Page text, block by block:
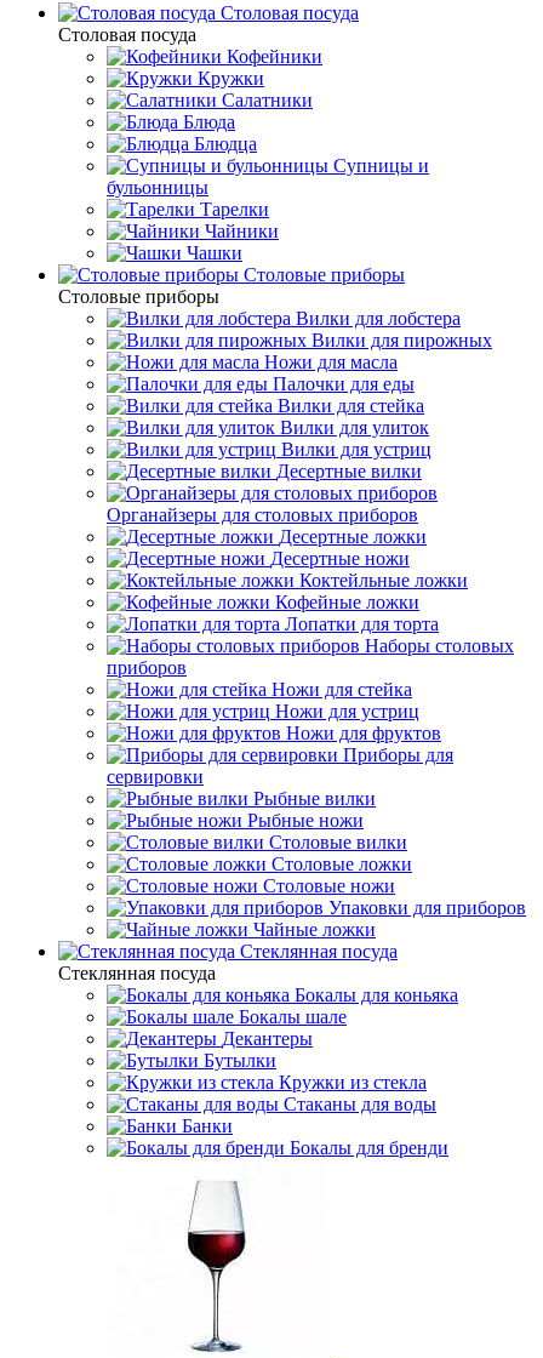
Столовая посуда
Столовая посуда
Кофейники
Кружки
Салатники
Блюда
Блюдца
Супницы и
бульонницы
Тарелки
Чайники
Чашки
Cтоловые приборы
Cтоловые приборы
Вилки для лобстера
Вилки для пирожных
Ножи для масла
Палочки для еды
Вилки для стейка
Вилки для улиток
Вилки для устриц
Десертные вилки
Органайзеры для столовых приборов
Десертные ложки
Десертные ножи
Коктейльные ложки
Кофейные ложки
Лопатки для торта
Наборы столовых
приборов
Ножи для стейка
Ножи для устриц
Ножи для фруктов
Приборы для
сервировки
Рыбные вилки
Рыбные ножи
Столовые вилки
Столовые ложки
Столовые ножи
Упаковки для приборов
Чайные ложки
Стеклянная посуда
Стеклянная посуда
Бокалы для коньяка
Бокалы шале
Декантеры
Бутылки
Кружки из стекла
Стаканы для воды
Банки
Бокалы для бренди